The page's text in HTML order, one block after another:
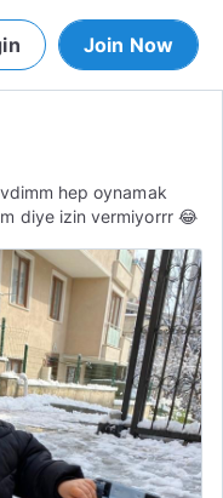
Join Now
hep oynamak
diye izin vermiyorrr 😂